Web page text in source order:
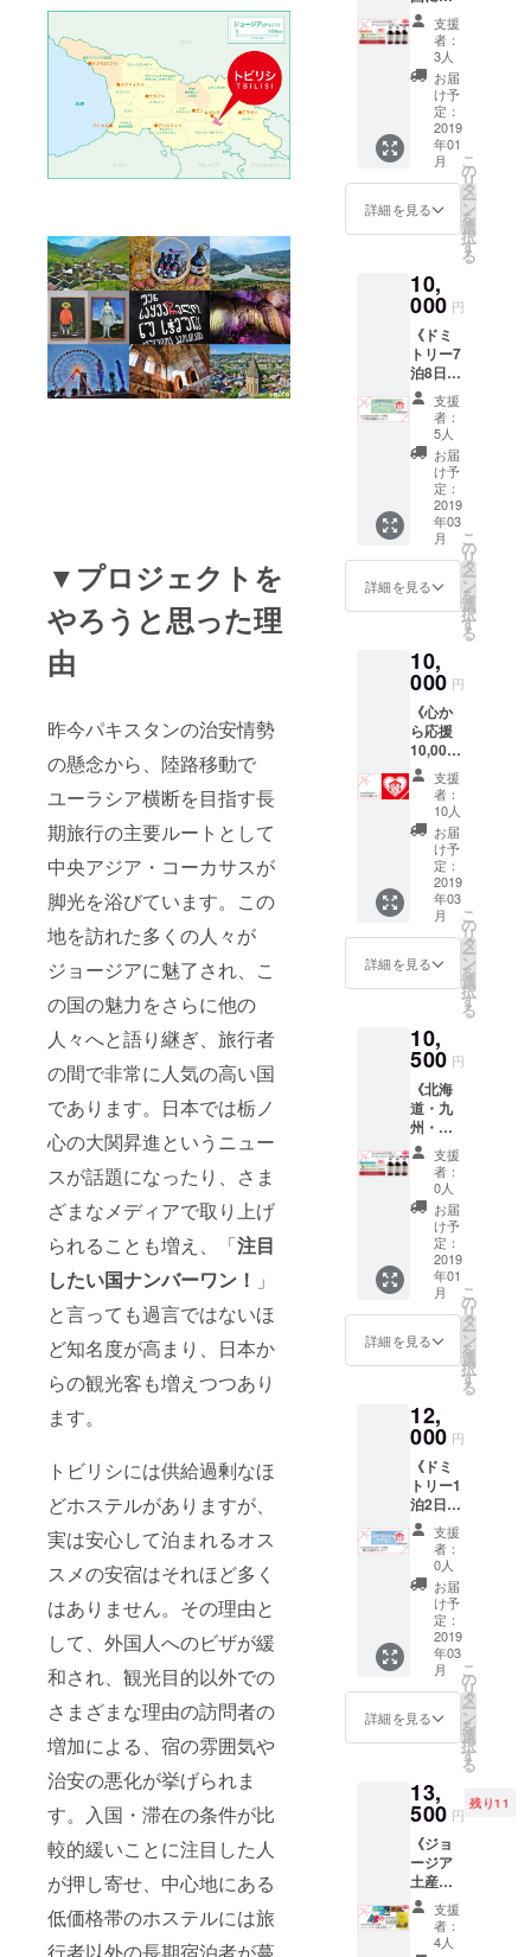
▼プロジェクトを
やろうと思った理
由
昨今パキスタンの治安情勢
の懸念から、陸路移動で
ユーラシア横断を目指す長
期旅行の主要ルートとして
中央アジア・コーカサスが
脚光を浴びています。この
地を訪れた多くの人々が
ジョージアに魅了され、こ
の国の魅力をさらに他の
人々へと語り継ぎ、旅行者
の間で非常に人気の高い国
であります。日本では栃ノ
心の大関昇進というニュー
スが話題になったり、さま
ざまなメディアで取り上げ
られることも増え、「注目
したい国ナンバーワン！ 」
と言っても過言ではないほ
ど知名度が高まり、日本か
らの観光客も増えつつあり
ます。
トビリシには供給過剰なほ
どホステルがありますが、
実は安心して泊まれるオス
スメの安宿はそれほど多く
はありません。その理由と
して、外国人へのビザが緩
和され、観光目的以外での
さまざまな理由の訪問者の
増加による、宿の雰囲気や
治安の悪化が挙げられま
す。入国・滞在の条件が比
較的緩いことに注目した人
が押し寄せ、中心地にある
低価格帯のホステルには旅
行者以外の長期宿泊者が蔓
す。防
寒対策
や暖房
器具な
ど準備
する予
定です
が、寒
さに不
安があ
る方は
事前に
ご相談
い。 ＊
あたた
かい応
援どう
もあり
がとう
ござい
ます＊
目安と
なり、
保証す
るもの
ではあ
りませ
ん。小
さなゲ
ストハ
ウスで
個室は1
室のみ
と限ら
るた
め、満
室の際
はご希
望の日
程でご
予約い
ただけ
ない可
能性が
ありま
すの
で、予
めご了
承いた
だきま
すよう
お願い
いたし
宿泊日
に関し
まして
は調整
させて
いただ
きます
ので、
事前に
お問い
合わせ
くださ
い。予
約必須
となり
ます。
※この物
件で初
めて迎
のた
め、寒
さに関
しまし
ては私
たちも
未知で
す。防
寒対策
や暖房
器具な
ど準備
する予
定です
が、寒
さに不
安があ
くださ
い。 ＊
あたた
かい応
援どう
もあり
がとう
ござい
ます＊
送準備
をいた
します
が、
ジョー
ジアの
郵便事
情が不
安定な
ため、
予定月
はあく
目安と
なり保
証する
もので
はあり
ませ
ん。予
めご了
承いた
だきま
すよう
お願い
いたし
ます。
＊あた
たかい
応援ど
うもあ
りがと
います
＊
記のオ
リジナ
ルグッ
ズのデ
ザイン
は、若
干変更
する場
合があ
りま
印刷会
社が1点
1点手作
こなう
ため個
体差が
ありま
す。ま
た、パ
スケー
スの形
状に関
しまし
て、素
材自体
を変更
させて
いただ
がござ
います
予めご
了承い
ただき
ますよ
うお願
いいた
しま
す。 ＊
あたた
かい応
援どう
もあり
がとう
ござい
ます＊
を掲載
させて
いただ
きま
す。 ※
お名前
の掲載
が不要
な方
考欄に
てその
ださ
い。
ニック
ネーム
可 ※宿
泊券は
本人で
なくて
もご利
用可能
です。
（オー
プン日
から1年
間有
個室1名
様ご利
様分の
差額を
ご返金
するこ
とはい
たしか
ねます
ので予
めご了
承くだ
さい。
※通常の
ご宿泊
に、
ウェル
インや
朝食、
無料
サービ
スはつ
いてお
りませ
ん。 ※
お届け
予定月
はあく
までも
目安と
なり、
保証す
るもの
ではあ
りませ
ん。小
さなゲ
ストハ
個室は1
室のみ
と限ら
れてい
るた
め、満
室の際
はご希
望の日
程でご
予約い
ただけ
ない可
能性が
ありま
すの
で、予
めご了
承いた
すよう
お願い
いたし
ます。
宿泊日
に関し
まして
は調整
させて
ラー：
アイボ
リー、
イエ
ロー、
アイス
グリー
ン］
［サイ
ズA,Bと
もに：
幅：約
49cm［
丈：約
70cm、
幅：約
52cm［
L］丈：
74cm、
幅：約
55cm［
XL］
丈：約
78cm、
58cm］
※リター
後に表
示され
るペー
ジのプ
ルダウ
ンに
て、ご
希望さ
れるデ
ザイン
（Aまた
はB）お
よびカ
ラー・
サイズ
びくだ
さい。
方は、
こちら
のお任
せとな
りま
す。
②「nic
otalishv
ili」オリ
ジナル
ステッ
カー 1
枚 ③
お礼の
お手紙
Tallyか
ら感謝
ちを込
めた直
筆お手
紙 ④こ
れから
作成す
るゲス
トハウ
スの
ウェブ
サイト
に、ご
支援者
として
お名前
を掲載
させて
いただ
きま
お名前
の掲載
が不要
な方
は、備
考欄に
てその
旨お知
らせく
ケット
マルチ
トート
(S) ［幅
25cm、
高さ約
22cm、
底マチ
約
12cm、
m］ B.
キャン
バス
トート
バッグ
(M)
［幅：
36cm、
高さ：
37cm、
底マ
チ：約
11cm、
持ち
手：
2.5×47c
C. キャ
ンバス
バイカ
ラー
トート
(M)
［幅：
43cm、
高さ：
38cm、
底マ
チ：約
16cm、
手：約
4×59c
リター
ンを選
択した
後に表
示され
るペー
ジのプ
ルダウ
ンに
て、ご
希望さ
れる1点
をお選
びくだ
さい。
のない
方は、
せとな
りま
す。
②「nic
otalishv
ili」オリ
ジナル
ステッ
カー 1
枚 ③
お礼の
お手紙
nicoと
Tallyか
ら感謝
ちを込
めた直
紙 ④こ
れから
作成す
るゲス
トハウ
スの
ウェブ
サイト
に、ご
支援者
届けの
方コー
ス：
Georgia
Natural
ナチュ
ラル
オーガ
ニック
スト
レート
ジュー
セッ
ト》
①Geor
gia's
Natural
ナチュ
ラル
オーガ
ニック
スト
レート
ジュー
ス 3本
セット
●エッセ
ンシャ
ルレッ
エッセ
ンシャ
ルルー
ト
750ml×
1本
②「nic
otalishv
ili」オリ
ジナル
ステッ
カー 1
礼のお
手紙
nicoと
Tallyか
めた直
筆お手
れから
作成す
るゲス
トハウ
スの
ウェブ
サイト
に、ご
支援者
として
お名前
を掲載
いただ
きま
の掲載
が不要
な方
は、備
考欄に
てその
旨お知
らせく
ださ
い。
ニック
ネーム
ジュー
スにつ
詳細説
明は、
ださ
い。 ※
順次発
送準備
をいた
します
が、
nicoと
Tallyか
支援
者：
3人
お届
け予
定：
2019
年01
月
詳細を見る
こ
の
リ
タ
ー
ン
を
選
択
す
る
10,
000 円
《ドミ
トリー7
泊8日 1
名様ご
宿泊
コー
ス》
①「nic
otalishv
ili」宿泊
チケッ
ト ドミ
トリー7
泊8日 1
名様
分 宿
券 ②
ウェル
カムワ
イン1杯
付 ③朝
食7回付
④コー
ヒー・
紅茶飲
み放題
⑤洗濯
機無料
⑥お礼
のお手
紙 nico
とTally
から感
直筆お
手紙
を、手
渡しい
たしま
す。 ⑦
これか
ら作成
するゲ
ストハ
ウスの
ウェブ
サイト
に、ご
支援者
として
お名前
きま
す。 ※
の掲載
が不要
な方
は、備
考欄に
てその
旨お知
らせく
ださ
い。
ニック
ネーム
泊券は
本人で
用可能
です。
（オー
プン日
から1年
間有
効） ※
通常の
ご宿泊
支援
者：
5人
お届
け予
定：
2019
年03
月
詳細を見る
こ
の
リ
タ
ー
ン
を
選
択
す
る
10,
000 円
《心か
ら応援
10,000
円コー
ス》 リ
ターン
を何も
期待せ
ずに、
ただ心
から
「nicot
alishvili
」の活
動を応
援した
う方の
ための
コース
です。
せめて
ものお
礼に、
お手紙
とオリ
ジナル
ステッ
カーを
お送り
いたし
ます。
①「nic
otalishv
ili」オリ
カー 1
枚 ②お
礼のお
手紙
nicoと
Tallyか
ら感謝
の気持
ちを込
めた直
筆お手
れから
作成す
るゲス
トハウ
スの
支援者
として
を掲載
させて
いただ
きま
す。 ※
お名前
支援
者：
10人
お届
け予
定：
2019
年03
月
詳細を見る
こ
の
リ
タ
ー
ン
を
選
択
す
る
10,
500 円
《北海
道・九
州・沖
縄にお
届けの
方コー
ス：
Georgia
Natural
ナチュ
ラル
オーガ
ニック
スト
レート
ス 3本
セッ
ト》
①Geor
gia's
Natural
ナチュ
ラル
オーガ
ニック
スト
レート
ジュー
ス 3本
セット
●エッセ
ンシャ
2本 ●
エッセ
ンシャ
ルルー
ト
750ml×
1本
②「nic
otalishv
支援
者：
0人
お届
け予
定：
2019
年01
月
詳細を見る
こ
の
リ
タ
ー
ン
を
選
択
す
る
12,
000 円
《ドミ
トリー1
泊2日 1
名様ご
宿泊＋
市内観
光コー
ス》
①「nic
otalishv
ili」宿泊
チケッ
ト ドミ
トリー
１泊2日
1名様
泊無料
券 ②
ウェル
カムワ
イン1杯
付 ③朝
食1回付
④コー
ヒー・
支援
者：
0人
お届
け予
定：
2019
年03
月
詳細を見る
こ
の
リ
タ
ー
ン
を
選
択
す
る
13,
500 円
残り11
《ジョ
ージア
土産：
ジョー
ジア料
理日本
支援
者：
4人